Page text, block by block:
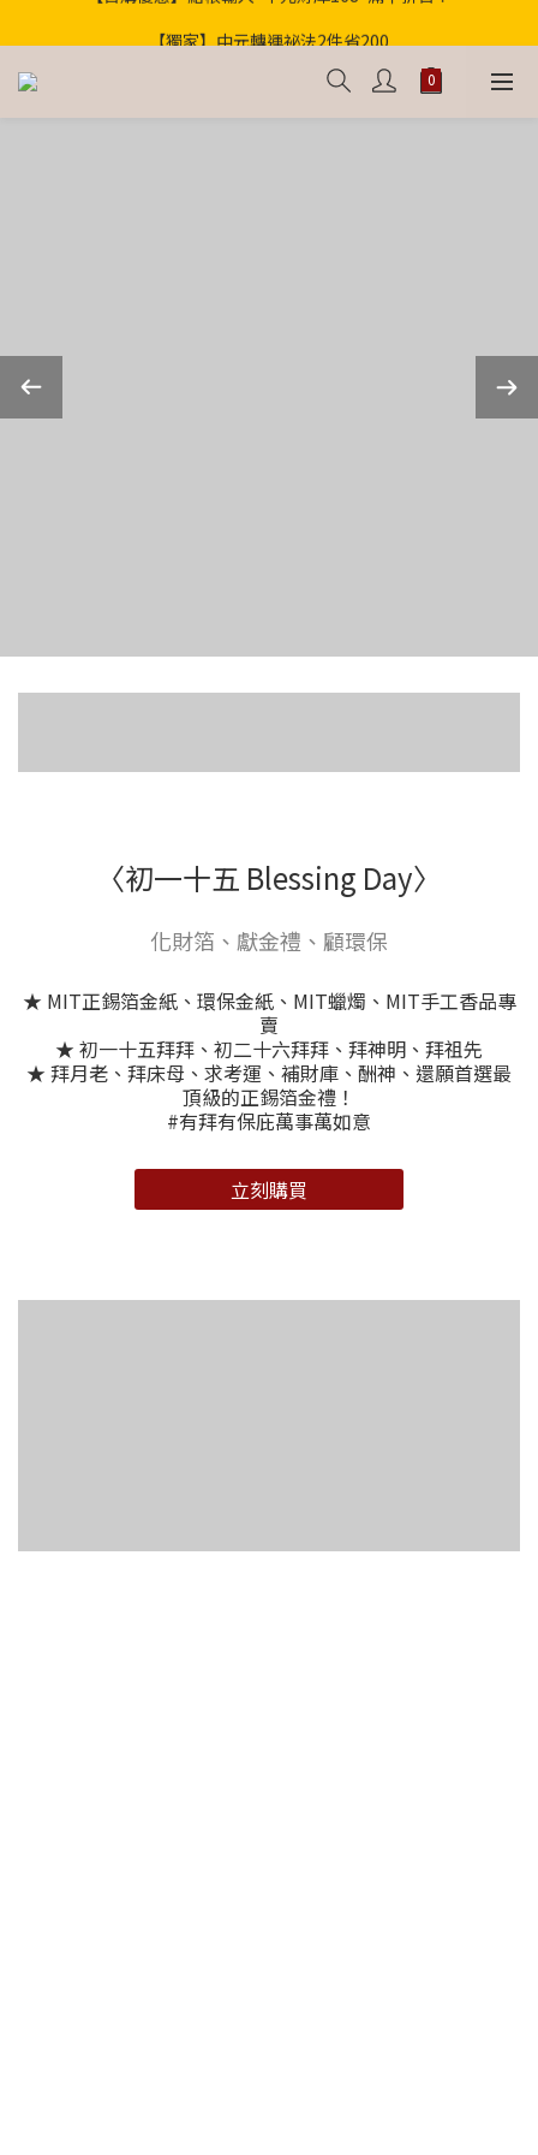
歡迎光臨！全店滿1000免運
〈初一十五 Blessing Day〉
化財箔、獻金禮、顧環保
★ MIT正錫箔金紙、環保金紙、MIT蠟燭、MIT手工香品專
賣
★ 初一十五拜拜、初二十六拜拜、拜神明、拜祖先
★ 拜月老、拜床母、求考運、補財庫、酬神、還願首選最
頂級的正錫箔金禮！
#有拜有保庇萬事萬如意
立刻購買